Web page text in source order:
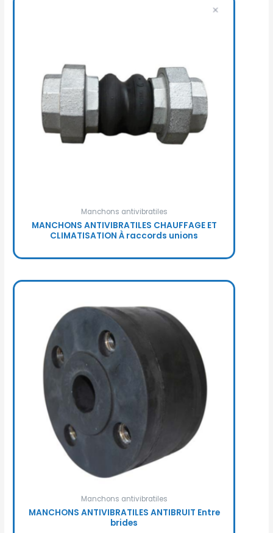
Manchons antivibratiles
MANCHONS ANTIVIBRATILES CHAUFFAGE ET
CLIMATISATION À raccords unions
Manchons antivibratiles
MANCHONS ANTIVIBRATILES ANTIBRUIT Entre
brides